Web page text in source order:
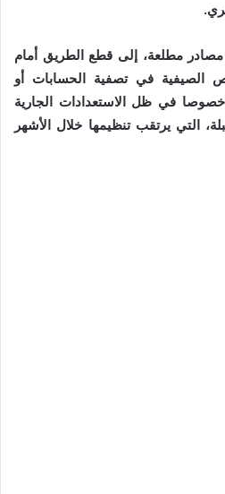
مطلعة، إلى قطع الطريق أمام
الصيفية في تصفية الحسابات أو
خصوصا في ظل الاستعدادات الجارية
التي يرتقب تنظيمها خلال الأشهر